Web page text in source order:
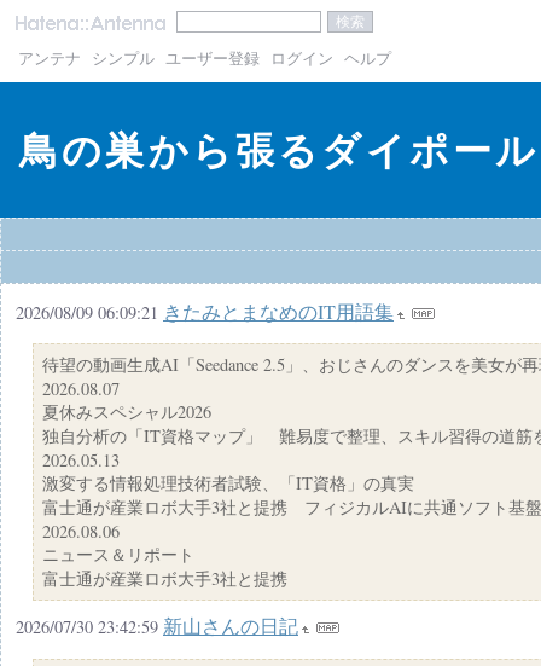
アンテナ シンプル ユーザー登録 ログイン ヘルプ
鳥の巣から張るダイポー
2026/08/09 06:09:21 きたみとまなめのIT用語集
待望の動画生成AI「Seedance 2.5」、おじさんのダンスを美女が
2026.08.07
夏休みスペシャル2026
独自分析の「IT資格マップ」 難易度で整理、スキル習得の道筋
2026.05.13
激変する情報処理技術者試験、「IT資格」の真実
富士通が産業ロボ大手3社と提携 フィジカルAIに共通ソフト基
2026.08.06
ニュース＆リポート
富士通が産業ロボ大手3社と提携
2026/07/30 23:42:59 新山さんの日記